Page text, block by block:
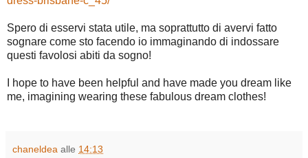
Spero di esservi stata utile, ma soprattutto di avervi fatto
sognare come sto facendo io immaginando di indossare
questi favolosi abiti da sogno!
I hope to have been helpful and have made you dream like
me, imagining wearing these fabulous dream clothes!
chaneldea alle 14:13